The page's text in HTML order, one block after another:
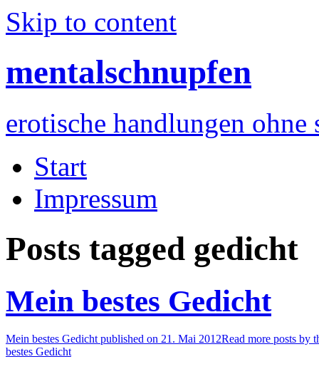
Skip to content
mentalschnupfen
erotische handlungen ohne
Start
Impressum
Posts tagged gedicht
Mein bestes Gedicht
Mein bestes Gedicht published on 21. Mai 2012Read more posts by
bestes Gedicht